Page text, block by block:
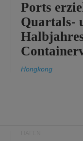
Ports
Quartals-
Hongkong